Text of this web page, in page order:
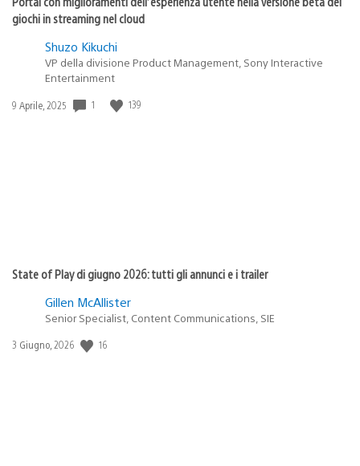
giochi in streaming nel cloud
Shuzo Kikuchi
VP della divisione Product Management, Sony Interactive
Entertainment
Data
9 Aprile, 2025 1 139
State of Play di giugno 2026: tutti gli annunci e i trailer
Gillen McAllister
Senior Specialist, Content Communications, SIE
Data
3 Giugno, 2026 16